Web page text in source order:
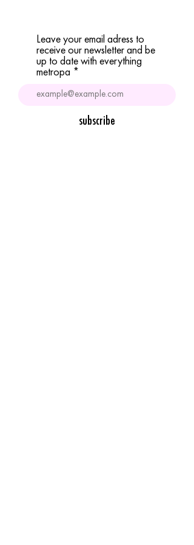
Leave your email adress to
receive our newsletter and be
up to date with everything
metropa
subscribe